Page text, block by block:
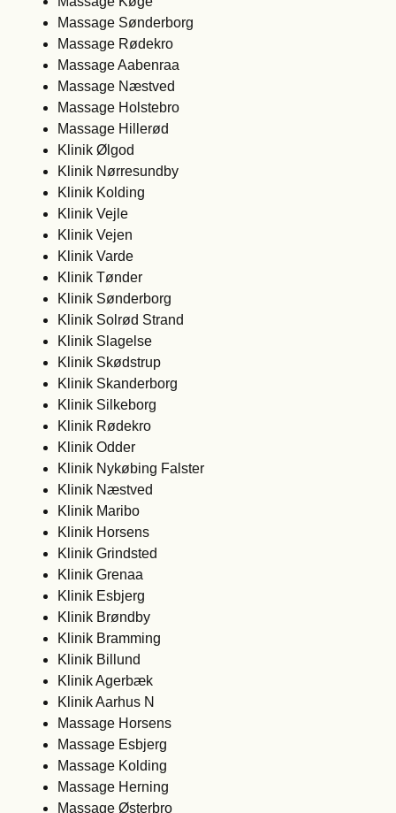
Massage Sønderborg
Massage Rødekro
Massage Aabenraa
Massage Næstved
Massage Holstebro
Massage Hillerød
Klinik Ølgod
Klinik Nørresundby
Klinik Kolding
Klinik Vejle
Klinik Vejen
Klinik Varde
Klinik Tønder
Klinik Sønderborg
Klinik Solrød Strand
Klinik Slagelse
Klinik Skødstrup
Klinik Skanderborg
Klinik Silkeborg
Klinik Rødekro
Klinik Odder
Klinik Nykøbing Falster
Klinik Næstved
Klinik Maribo
Klinik Horsens
Klinik Grindsted
Klinik Grenaa
Klinik Esbjerg
Klinik Brøndby
Klinik Bramming
Klinik Billund
Klinik Agerbæk
Klinik Aarhus N
Massage Horsens
Massage Esbjerg
Massage Kolding
Massage Herning
Massage Østerbro